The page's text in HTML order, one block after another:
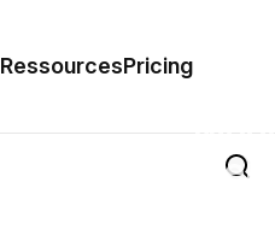
RessourcesPricing